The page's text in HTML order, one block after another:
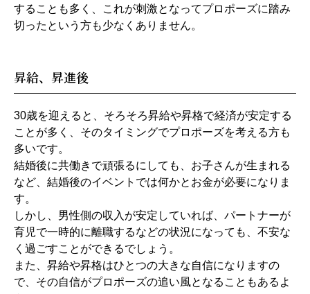
することも多く、これが刺激となってプロポーズに踏み
切ったという方も少なくありません。
昇給、昇進後
30歳を迎えると、そろそろ昇給や昇格で経済が安定する
ことが多く、そのタイミングでプロポーズを考える方も
多いです。
結婚後に共働きで頑張るにしても、お子さんが生まれる
など、結婚後のイベントでは何かとお金が必要になりま
す。
しかし、男性側の収入が安定していれば、パートナーが
育児で一時的に離職するなどの状況になっても、不安な
く過ごすことができるでしょう。
また、昇給や昇格はひとつの大きな自信になりますの
で、その自信がプロポーズの追い風となることもあるよ